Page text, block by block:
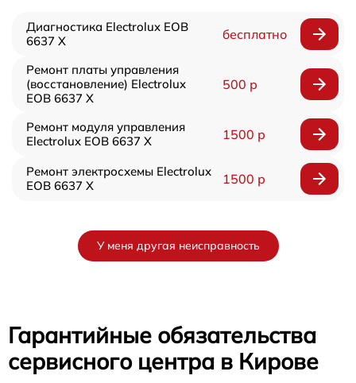
Диагностика Electrolux EOB
6637 X
бесплатно
Ремонт платы управления
(восстановление) Electrolux
EOB 6637 X
500 р
Ремонт модуля управления
Electrolux EOB 6637 X
1500 р
Ремонт электросхемы Electrolux
EOB 6637 X
1500 р
У меня другая неисправность
Гарантийные обязательства
сервисного центра в Кирове